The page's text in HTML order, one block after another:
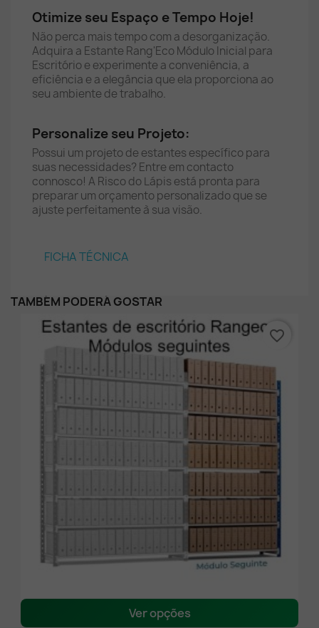
Otimize seu Espaço e Tempo Hoje!
Não perca mais tempo com a desorganização.
Adquira a Estante Rang'Eco Módulo Inicial para
Escritório e experimente a conveniência, a
eficiência e a elegância que ela proporciona ao
seu ambiente de trabalho.
Personalize seu Projeto:
Possui um projeto de estantes específico para
suas necessidades? Entre em contacto
connosco! A Risco do Lápis está pronta para
preparar um orçamento personalizado que se
ajuste perfeitamente à sua visão.
FICHA TÉCNICA
TAMBÉM PODERÁ GOSTAR
Ver opções
favorite_border